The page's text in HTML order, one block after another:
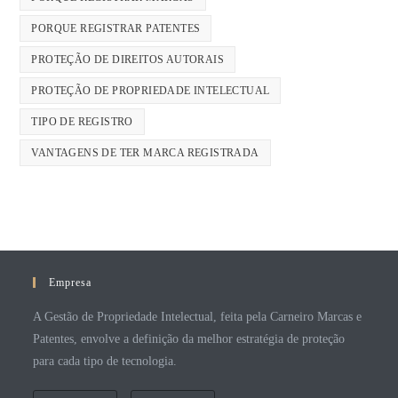
PORQUE REGISTRAR PATENTES
PROTEÇÃO DE DIREITOS AUTORAIS
PROTEÇÃO DE PROPRIEDADE INTELECTUAL
TIPO DE REGISTRO
VANTAGENS DE TER MARCA REGISTRADA
Empresa
A Gestão de Propriedade Intelectual, feita pela Carneiro Marcas e
Patentes, envolve a definição da melhor estratégia de proteção
para cada tipo de tecnologia.